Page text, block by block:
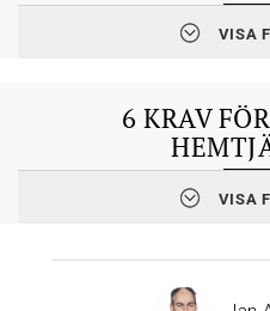
Hemtjänstindex är en
Projektet har kommit i gångpå
rad experter, bland annat från
har varit med och utvecklat
genomföras med stöd från
VISA
6 KRAV
För att hemtjänsten ska
omsorgsanalys
VISA